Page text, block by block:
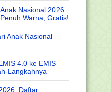
Nasional 2026
Warna, Gratis!
Anak Nasional
4.0 ke EMIS
Langkahnya
Daftar